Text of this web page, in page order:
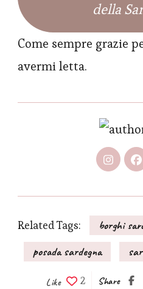
2
Like Share
della
Come sempre grazie
avermi letta.
Related Tags:
borghi
posada sardegna